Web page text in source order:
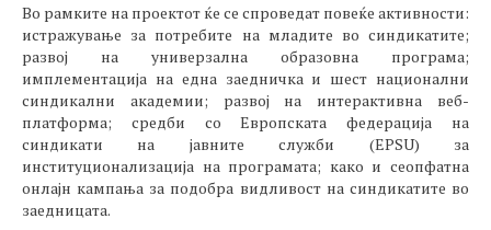
Во рамките на проектот ќе се спроведат повеќе активности:
истражување за потребите на младите во синдикатите;
развој на универзална образовна програма;
имплементација на една заедничка и шест национални
синдикални академии; развој на интерактивна веб-
платформа; средби со Европската федерација на
синдикати на јавните служби (EPSU) за
институционализација на програмата; како и сеопфатна
онлајн кампања за подобра видливост на синдикатите во
заедницата.